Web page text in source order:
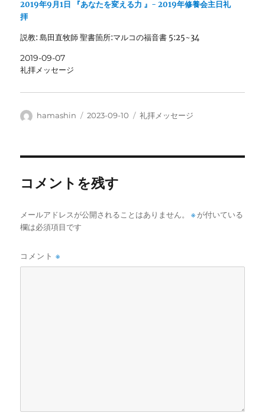
2019年9月1日 『あなたを変える力 』- 2019年修養会主日礼
拝
説教: 島田直牧師 聖書箇所:マルコの福音書 5:25~34
2019-09-07
礼拝メッセージ
投
hamashin
投
2023-09-10
カ
礼拝メッセージ
コメントを残す
メールアドレスが公開されることはありません。 ※ が付いている
欄は必須項目です
コメント※